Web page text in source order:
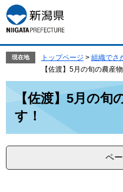
ー
ジ
の
で
ニ
ュ
ー
ば
現在地 トップページ > 組織でさ
【佐渡】5月の旬の農産
【佐渡】5月の旬
す！
ペ